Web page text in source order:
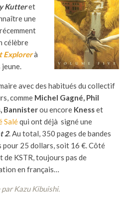
Kutteret
une
célèbre
Explorerà
jeune.
avec des habitués du collectif
comme Michel Gagné, Phil
Bannisterou encore Knesset
Saléqui ont déjà signé une
2. Au total, 350 pages de bandes
pour 25 dollars, soit 16 €. Côté
KSTR, toujours pas de
en français…
Kazu Kibuishi.